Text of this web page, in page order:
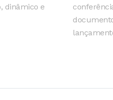
dinâmico e